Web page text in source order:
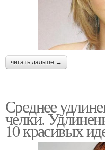
читать дальше →
Среднее
челки.
10 красивых